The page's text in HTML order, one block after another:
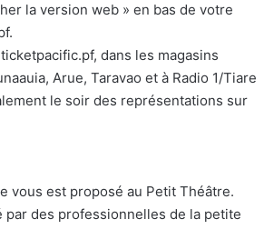
la version web » en bas de votre
dans les magasins
Arue, Taravao et à Radio 1/Tiare
le soir des représentations sur
vous est proposé au Petit Théâtre.
par des professionnelles de la petite